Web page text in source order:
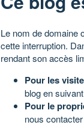
Le nom de domaine
cette interruption.
rendant son accès
Pour les
blog en suivant
Pour le
nous